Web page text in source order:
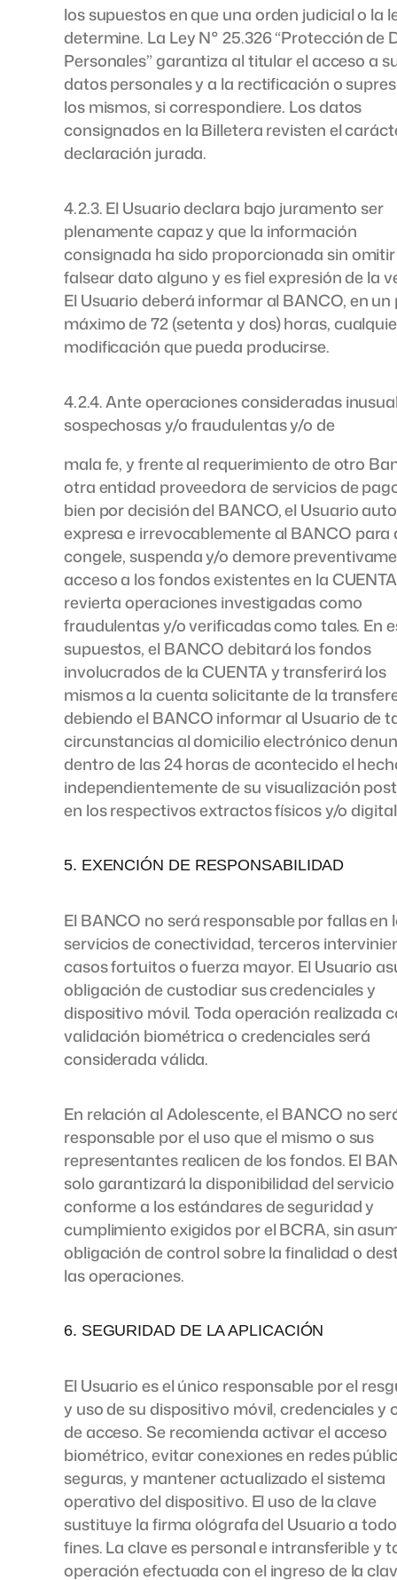
los supuestos en que una orden judicial o la
determine. La Ley N° 25.326 “Protección de
Personales” garantiza al titular el acceso a
datos personales y a la rectificación o
los mismos, si correspondiere. Los datos
consignados en la Billetera revisten el
declaración jurada.
4.2.3. El Usuario declara bajo juramento ser
plenamente capaz y que la información
consignada ha sido proporcionada sin
falsear dato alguno y es fiel expresión de la
El Usuario deberá informar al BANCO, en un
máximo de 72 (setenta y dos) horas,
modificación que pueda producirse.
4.2.4. Ante operaciones consideradas
sospechosas y/o fraudulentas y/o de
mala fe, y frente al requerimiento de otro
otra entidad proveedora de servicios de
bien por decisión del BANCO, el Usuario
expresa e irrevocablemente al BANCO para
congele, suspenda y/o demore
acceso a los fondos existentes en la
revierta operaciones investigadas como
fraudulentas y/o verificadas como tales. En
supuestos, el BANCO debitará los fondos
involucrados de la CUENTA y transferirá los
mismos a la cuenta solicitante de la
debiendo el BANCO informar al Usuario de
circunstancias al domicilio electrónico
dentro de las 24 horas de acontecido el
independientemente de su visualización
en los respectivos extractos físicos y/o
5. EXENCIÓN DE RESPONSABILIDAD
El BANCO no será responsable por fallas en
servicios de conectividad, terceros
casos fortuitos o fuerza mayor. El Usuario
obligación de custodiar sus credenciales y
dispositivo móvil. Toda operación realizada
validación biométrica o credenciales será
considerada válida.
En relación al Adolescente, el BANCO no
responsable por el uso que el mismo o sus
representantes realicen de los fondos. El
solo garantizará la disponibilidad del servicio
conforme a los estándares de seguridad y
cumplimiento exigidos por el BCRA, sin
obligación de control sobre la finalidad o
las operaciones.
6. SEGURIDAD DE LA APLICACIÓN
El Usuario es el único responsable por el
y uso de su dispositivo móvil, credenciales y
de acceso. Se recomienda activar el acceso
biométrico, evitar conexiones en redes
seguras, y mantener actualizado el sistema
operativo del dispositivo. El uso de la clave
sustituye la firma ológrafa del Usuario a
fines. La clave es personal e intransferible y
operación efectuada con el ingreso de la